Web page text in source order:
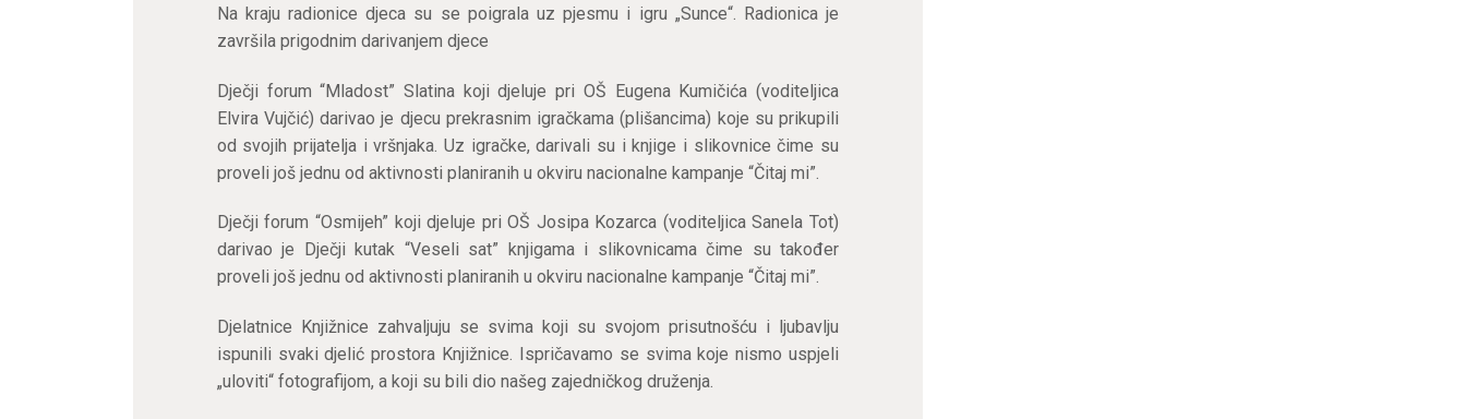
Na kraju radionice djeca su se poigrala uz pjesmu i igru „Sunce“. Radionica je
završila prigodnim darivanjem djece
Dječji forum “Mladost” Slatina koji djeluje pri OŠ Eugena Kumičića (voditeljica
Elvira Vujčić) darivao je djecu prekrasnim igračkama (plišancima) koje su prikupili
od svojih prijatelja i vršnjaka. Uz igračke, darivali su i knjige i slikovnice čime su
proveli još jednu od aktivnosti planiranih u okviru nacionalne kampanje “Čitaj mi”.
Dječji forum “Osmijeh” koji djeluje pri OŠ Josipa Kozarca (voditeljica Sanela Tot)
darivao je Dječji kutak “Veseli sat” knjigama i slikovnicama čime su također
proveli još jednu od aktivnosti planiranih u okviru nacionalne kampanje “Čitaj mi”.
Djelatnice Knjižnice zahvaljuju se svima koji su svojom prisutnošću i ljubavlju
ispunili svaki djelić prostora Knjižnice. Ispričavamo se svima koje nismo uspjeli
„uloviti“ fotografijom, a koji su bili dio našeg zajedničkog druženja.